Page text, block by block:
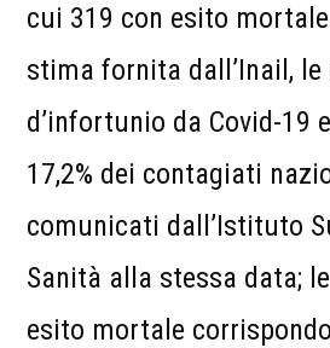
cui 319 con esito
stima fornita dall’Inail, le
d’infortunio da Covid-19
17,2% dei contagiati
comunicati dall’Istituto
Sanità alla stessa data;
esito mortale